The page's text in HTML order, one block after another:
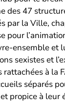
des 47
par la Ville,
pour
ensemble et
sexistes et
à la
séparés
propice à leur